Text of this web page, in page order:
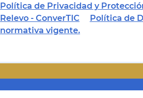
Política de Privacidad y
Relevo - ConverTIC
Política de
normativa vigente.